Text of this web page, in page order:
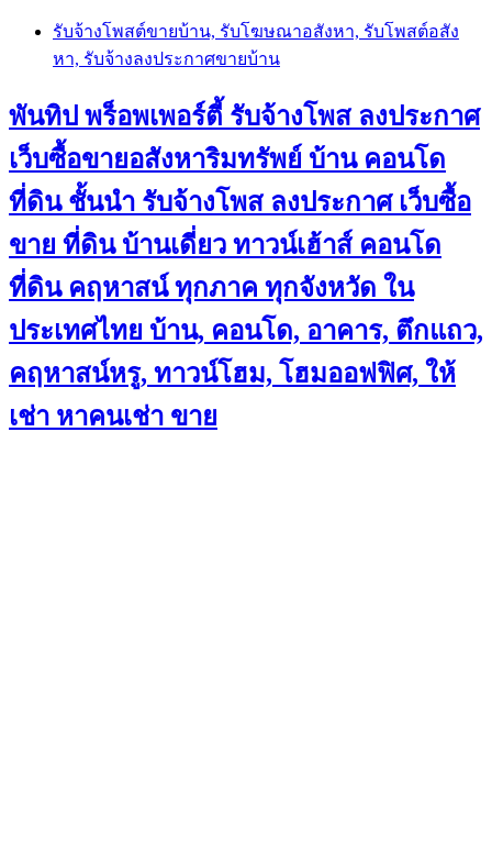
Skip
content
รับจ้างโพสต์ขายบ้าน, รับโฆษณาอสังหา, รับโพสต์อสัง
หา, รับจ้างลงประกาศขายบ้าน
พันทิป พร็อพเพอร์ตี้ รับจ้างโพส ลงประกาศ
เว็บซื้อขายอสังหาริมทรัพย์ บ้าน คอนโด
ที่ดิน ชั้นนำ รับจ้างโพส ลงประกาศ เว็บซื้อ
ขาย ที่ดิน บ้านเดี่ยว ทาวน์เฮ้าส์ คอนโด
ที่ดิน คฤหาสน์ ทุกภาค ทุกจังหวัด ใน
ประเทศไทย บ้าน, คอนโด, อาคาร, ตึกแถว,
คฤหาสน์หรู, ทาวน์โฮม, โฮมออฟฟิศ, ให้
เช่า หาคนเช่า ขาย